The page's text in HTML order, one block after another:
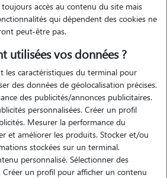
et familles d'accueil
Sépulchre (36230)
toujours accès au contenu du site mais
qui dépendent des cookies ne
peut-être pas.
utilisées vos données ?
les caractéristiques du terminal pour
des données de géolocalisation précises.
des publicités/annonces publicitaires.
personnalisées. Créer un profil
Mesurer la performance du
et améliorer les produits. Stocker et/ou
stockées sur un terminal.
personnalisé. Sélectionner des
Créer un profil pour afficher un contenu